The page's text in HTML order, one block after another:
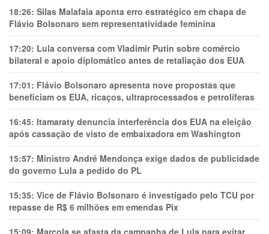
18:26: Silas Malafaia aponta erro estratégico em chapa de
Flávio Bolsonaro sem representatividade feminina
17:20: Lula conversa com Vladimir Putin sobre comércio
bilateral e apoio diplomático antes de retaliação dos EUA
17:01: Flávio Bolsonaro apresenta nove propostas que
beneficiam os EUA, ricaços, ultraprocessados e petrolíferas
16:45: Itamaraty denuncia interferência dos EUA na eleição
após cassação de visto de embaixadora em Washington
15:57: Ministro André Mendonça exige dados de publicidade
do governo Lula a pedido do PL
15:35: Vice de Flávio Bolsonaro é investigado pelo TCU por
repasse de R$ 6 milhões em emendas Pix
15:09: Marcola se afasta da campanha de Lula para evitar